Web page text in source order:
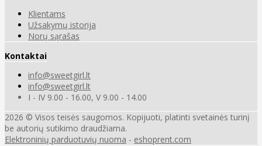
Klientams
Užsakymų istorija
Norų sąrašas
Kontaktai
info@sweetgirl.lt
info@sweetgirl.lt
I - IV 9.00 - 16.00, V 9.00 - 14.00
2026 © Visos teisės saugomos. Kopijuoti, platinti svetainės turinį
be autorių sutikimo draudžiama.
Elektroninių parduotuvių nuoma - eshoprent.com